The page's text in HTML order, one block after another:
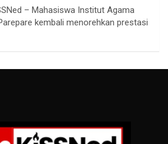
– Mahasiswa Institut Agama
kembali menorehkan prestasi